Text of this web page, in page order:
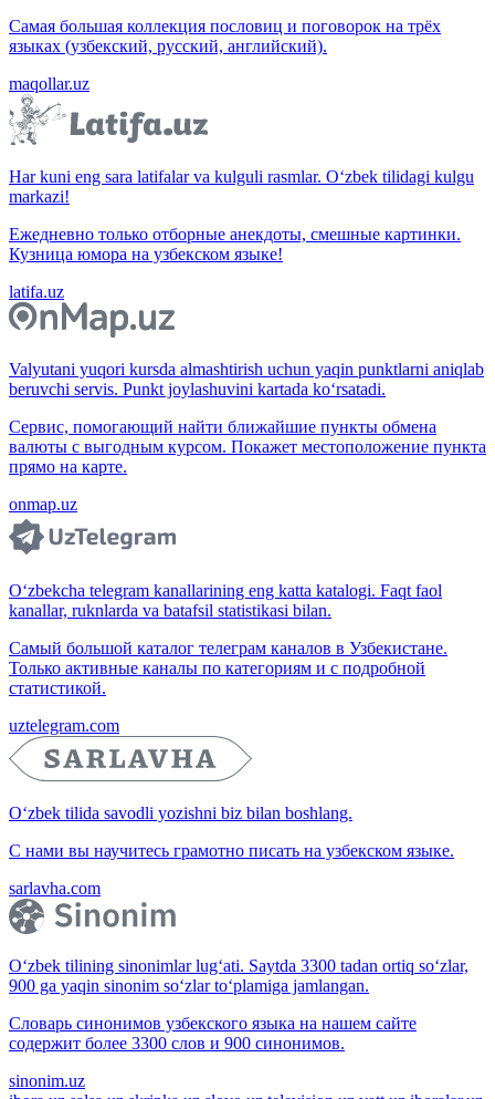
Самая большая коллекция пословиц и поговорок на трёх
языках (узбекский, русский, английский).
maqollar.uz
Har kuni eng sara latifalar va kulguli rasmlar. O‘zbek tilidagi kulgu
markazi!
Ежедневно только отборные анекдоты, смешные картинки.
Кузница юмора на узбекском языке!
latifa.uz
Valyutani yuqori kursda almashtirish uchun yaqin punktlarni aniqlab
beruvchi servis. Punkt joylashuvini kartada ko‘rsatadi.
Сервис, помогающий найти ближайшие пункты обмена
валюты с выгодным курсом. Покажет местоположение пункта
прямо на карте.
onmap.uz
O‘zbekcha telegram kanallarining eng katta katalogi. Faqt faol
kanallar, ruknlarda va batafsil statistikasi bilan.
Самый большой каталог телеграм каналов в Узбекистане.
Только активные каналы по категориям и с подробной
статистикой.
uztelegram.com
O‘zbek tilida savodli yozishni biz bilan boshlang.
С нами вы научитесь грамотно писать на узбекском языке.
sarlavha.com
O‘zbek tilining sinonimlar lug‘ati. Saytda 3300 tadan ortiq so‘zlar,
900 ga yaqin sinonim so‘zlar to‘plamiga jamlangan.
Словарь синонимов узбекского языка на нашем сайте
содержит более 3300 слов и 900 синонимов.
sinonim.uz